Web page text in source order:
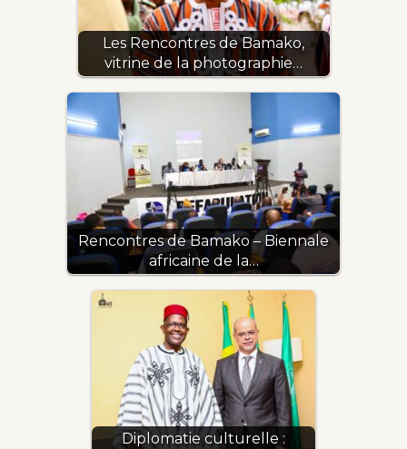
Les Rencontres de Bamako,
vitrine de la photographie…
Rencontres de Bamako – Biennale
africaine de la…
Diplomatie culturelle :